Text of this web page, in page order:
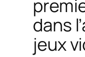
dans
jeux